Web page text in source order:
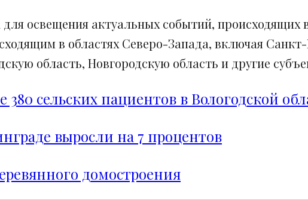
освещения актуальных событий, происходящих
в областях Северо-Запада, включая
область, Новгородскую область и другие
сельских пациентов в Вологодской
выросли на 7 процентов
домостроения